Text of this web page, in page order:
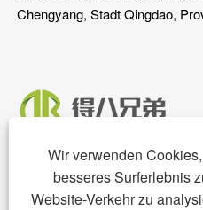
Chengyang, Stadt Qingdao,
Wir verwenden
besseres Surferlebnis
Website-Verkehr zu